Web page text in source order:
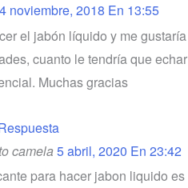
4 noviembre, 2018 En 13:55
el jabón líquido y me gustaría
cuanto le tendría que echar
Muchas gracias
camela 5 abril, 2020 En 23:42
para hacer jabon liquido es